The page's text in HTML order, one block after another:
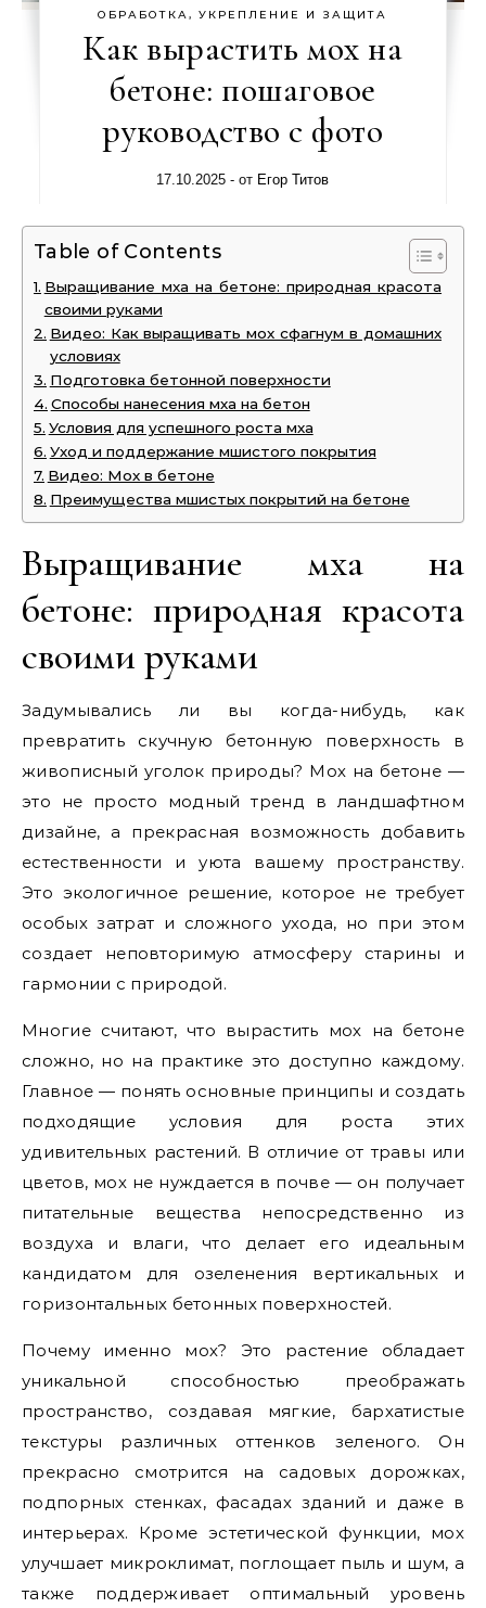
ОБРАБОТКА, УКРЕПЛЕНИЕ И ЗАЩИТА
Как вырастить мох на
бетоне: пошаговое
руководство с фото
17.10.2025 - от Егор Титов
Table of Contents
Выращивание мха на бетоне: природная красота
своими руками
Видео: Как выращивать мох сфагнум в домашних
условиях
Подготовка бетонной поверхности
Способы нанесения мха на бетон
Условия для успешного роста мха
Уход и поддержание мшистого покрытия
Видео: Мох в бетоне
Преимущества мшистых покрытий на бетоне
Выращивание мха на
бетоне: природная красота
своими руками
Задумывались ли вы когда-нибудь, как
превратить скучную бетонную поверхность в
живописный уголок природы? Мох на бетоне —
это не просто модный тренд в ландшафтном
дизайне, а прекрасная возможность добавить
естественности и уюта вашему пространству.
Это экологичное решение, которое не требует
особых затрат и сложного ухода, но при этом
создает неповторимую атмосферу старины и
гармонии с природой.
Многие считают, что вырастить мох на бетоне
сложно, но на практике это доступно каждому.
Главное — понять основные принципы и создать
подходящие условия для роста этих
удивительных растений. В отличие от травы или
цветов, мох не нуждается в почве — он получает
питательные вещества непосредственно из
воздуха и влаги, что делает его идеальным
кандидатом для озеленения вертикальных и
горизонтальных бетонных поверхностей.
Почему именно мох? Это растение обладает
уникальной способностью преображать
пространство, создавая мягкие, бархатистые
текстуры различных оттенков зеленого. Он
прекрасно смотрится на садовых дорожках,
подпорных стенках, фасадах зданий и даже в
интерьерах. Кроме эстетической функции, мох
улучшает микроклимат, поглощает пыль и шум, а
также поддерживает оптимальный уровень